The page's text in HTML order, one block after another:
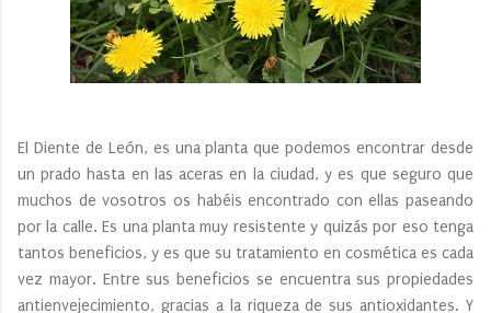
El Diente de León, es una planta que podemos encontrar desde
un prado hasta en las aceras en la ciudad, y es que seguro que
muchos de vosotros os habéis encontrado con ellas paseando
por la calle. Es una planta muy resistente y quizás por eso tenga
tantos beneficios, y es que su tratamiento en cosmética es cada
vez mayor. Entre sus beneficios se encuentra sus propiedades
antienvejecimiento, gracias a la riqueza de sus antioxidantes. Y